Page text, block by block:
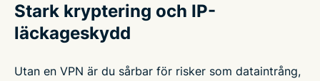
Stark kryptering och IP-
läckageskydd
Utan en VPN är du sårbar för risker som dataintrång,